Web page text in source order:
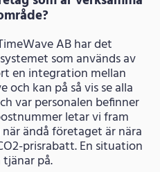
AB har det
som används av
en integration mellan
och kan på så vis se alla
var personalen befinner
letar vi fram
ändå företaget är nära
prisrabatt. En situation
på.